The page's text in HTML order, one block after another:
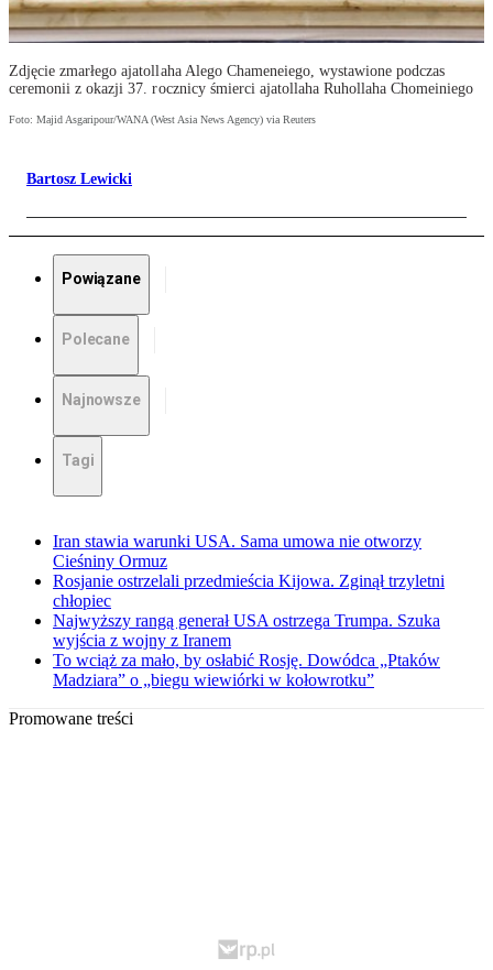
Zdjęcie zmarłego ajatollaha Alego Chameneiego, wystawione podczas
ceremonii z okazji 37. rocznicy śmierci ajatollaha Ruhollaha Chomeiniego
Foto: Majid Asgaripour/WANA (West Asia News Agency) via Reuters
Bartosz Lewicki
Powiązane
Polecane
Najnowsze
Tagi
Iran stawia warunki USA. Sama umowa nie otworzy
Cieśniny Ormuz
Rosjanie ostrzelali przedmieścia Kijowa. Zginął trzyletni
chłopiec
Najwyższy rangą generał USA ostrzega Trumpa. Szuka
wyjścia z wojny z Iranem
To wciąż za mało, by osłabić Rosję. Dowódca „Ptaków
Madziara” o „biegu wiewiórki w kołowrotku”
Promowane treści